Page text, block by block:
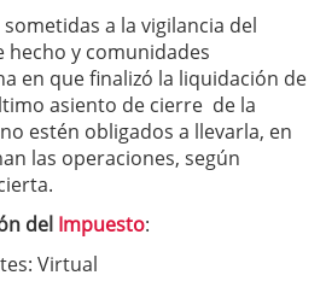
a la vigilancia del
hecho y comunidades
en que finalizó la liquidación de
asiento de cierre de la
estén obligados a llevarla, en
las operaciones, según
del Impuesto:
Virtual